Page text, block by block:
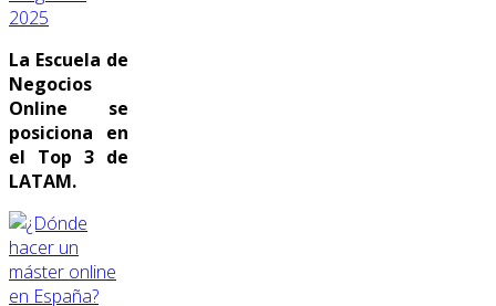
2025
La Escuela de
Negocios
Online se
posiciona en
el Top 3 de
LATAM.